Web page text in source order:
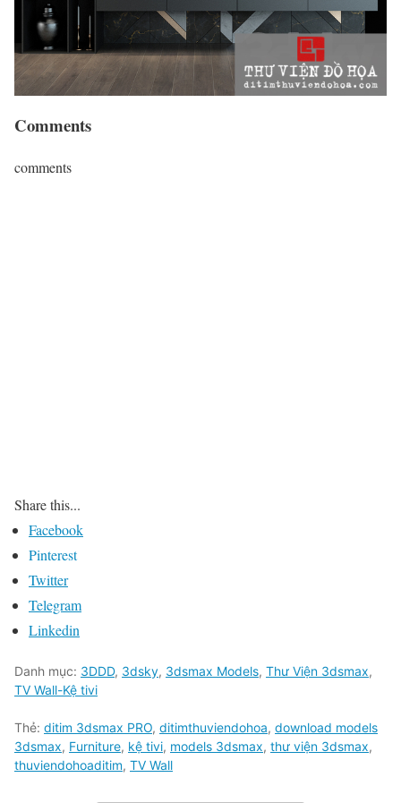
Comments
comments
Share this...
Facebook
Pinterest
Twitter
Telegram
Linkedin
Danh mục: 3DDD, 3dsky, 3dsmax Models, Thư Viện 3dsmax,
TV Wall-Kệ tivi
Thẻ: ditim 3dsmax PRO, ditimthuviendohoa, download models
3dsmax, Furniture, kệ tivi, models 3dsmax, thư viện 3dsmax,
thuviendohoaditim, TV Wall